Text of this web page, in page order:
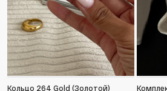
Кольцо 264 Gold (Золотой)